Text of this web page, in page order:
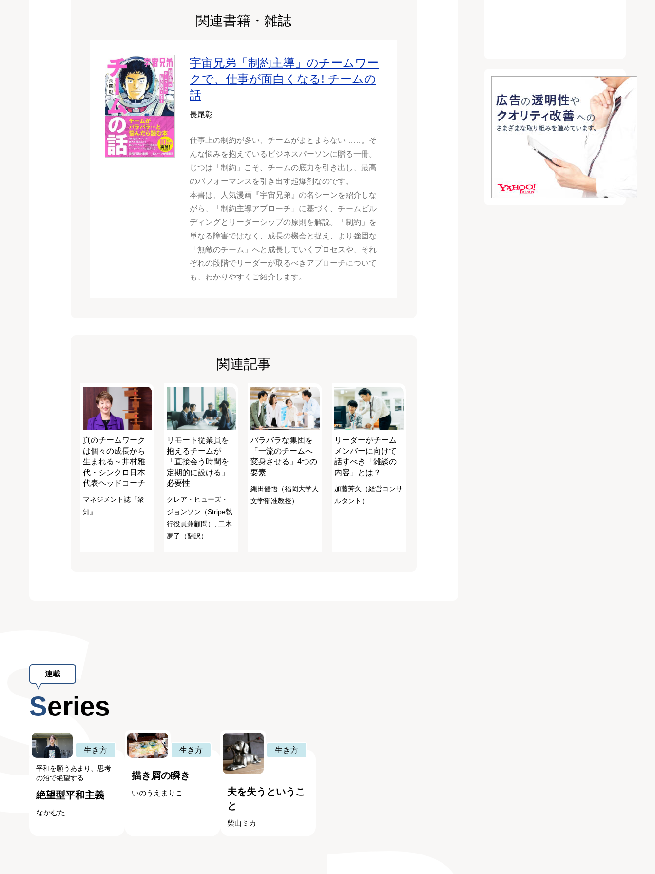
関連書籍・雑誌
宇宙兄弟「制約主導」のチームワー
クで、仕事が面白くなる! チームの
話
長尾彰
仕事上の制約が多い、チームがまとまらない……。そ
んな悩みを抱えているビジネスパーソンに贈る一冊。
じつは「制約」こそ、チームの底力を引き出し、最高
のパフォーマンスを引き出す起爆剤なのです。
本書は、人気漫画『宇宙兄弟』の名シーンを紹介しな
がら、「制約主導アプローチ」に基づく、チームビル
ディングとリーダーシップの原則を解説。「制約」を
単なる障害ではなく、成長の機会と捉え、より強固な
「無敵のチーム」へと成長していくプロセスや、それ
ぞれの段階でリーダーが取るべきアプローチについて
も、わかりやすくご紹介します。
関連記事
真のチームワーク
は個々の成長から
生まれる～井村雅
代・シンクロ日本
代表ヘッドコーチ
マネジメント誌『衆
知』
リモート従業員を
抱えるチームが
「直接会う時間を
定期的に設ける」
必要性
クレア・ヒューズ・
ジョンソン（Stripe執
行役員兼顧問）, 二木
夢子（翻訳）
バラバラな集団を
「一流のチームへ
変身させる」4つの
要素
縄田健悟（福岡大学人
文学部准教授）
リーダーがチーム
メンバーに向けて
話すべき「雑談の
内容」とは？
加藤芳久（経営コンサ
ルタント）
連載
Series
生き方
平和を願うあまり、思考
の沼で絶望する
絶望型平和主義
なかむた
生き方
描き屑の瞬き
いのうえまりこ
生き方
夫を失うというこ
と
柴山ミカ